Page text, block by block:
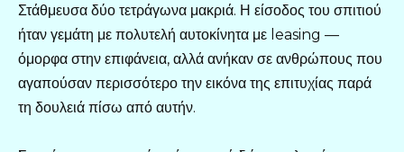
Στάθμευσα δύο τετράγωνα μακριά. Η είσοδος του σπιτιού
ήταν γεμάτη με πολυτελή αυτοκίνητα με leasing —
όμορφα στην επιφάνεια, αλλά ανήκαν σε ανθρώπους που
αγαπούσαν περισσότερο την εικόνα της επιτυχίας παρά
τη δουλειά πίσω από αυτήν.